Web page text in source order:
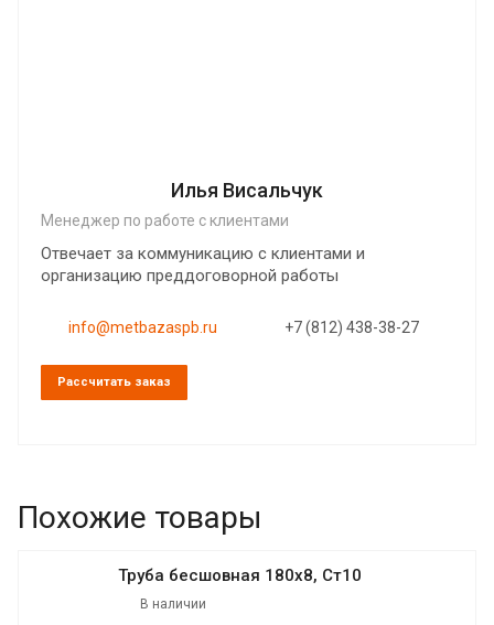
Илья Висальчук
Менеджер по работе с клиентами
Отвечает за коммуникацию с клиентами и
организацию преддоговорной работы
info@metbazaspb.ru +7 (812) 438-38-27
Рассчитать заказ
Похожие товары
Труба бесшовная 180х8, Ст10
В наличии